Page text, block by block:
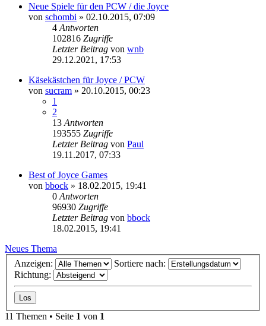
Neue Spiele für den PCW / die Joyce
von schombi » 02.10.2015, 07:09
4 Antworten
102816 Zugriffe
Letzter Beitrag von wnb
29.12.2021, 17:53
Käsekästchen für Joyce / PCW
von sucram » 20.10.2015, 00:23
1
2
13 Antworten
193555 Zugriffe
Letzter Beitrag von Paul
19.11.2017, 07:33
Best of Joyce Games
von bbock » 18.02.2015, 19:41
0 Antworten
96930 Zugriffe
Letzter Beitrag von bbock
18.02.2015, 19:41
Neues Thema
Anzeigen:
Sortiere nach:
Richtung:
11 Themen • Seite 1 von 1